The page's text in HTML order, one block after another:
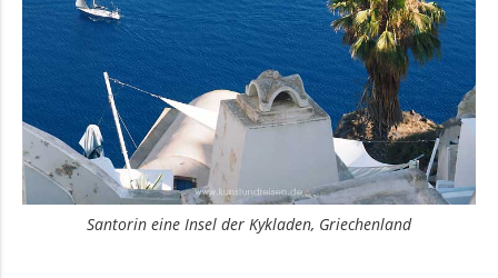
Santorin eine Insel der Kykladen, Griechenland